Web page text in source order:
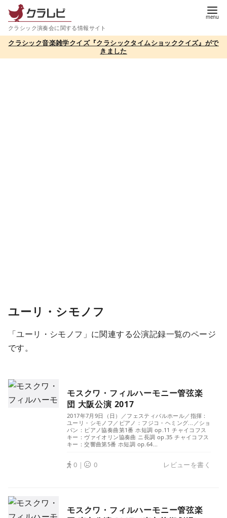
テ
ツ
クラシック演奏会に関する情報サイト
クラシック音楽雑学クイズ『クラシックタイムショッククイズ』がで
きました
ユーリ・シモノフ
「ユーリ・シモノフ」に関連する公演記録一覧のページ
です。
モスクワ・フィルハーモニー管弦楽
団 大阪公演 2017
2017年7月9日（日）／フェスティバルホール／指揮：
ユーリ・シモノフ／ピアノ：フジコ・ヘミング...／ショ
パン：ピアノ協奏曲第1番 ホ短調 op.11 チャイコフス
キー：ヴァイオリン協奏曲 ニ長調 op.35 チャイコフス
キー：交響曲第5番 ホ短調 op.64...
0｜ 0 レビューを書く
モスクワ・フィルハーモニー管弦楽